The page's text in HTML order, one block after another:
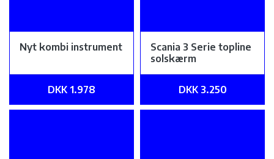
Nyt kombi instrument
DKK 1.978
Scania 3 Serie topline
solskærm
DKK 3.250